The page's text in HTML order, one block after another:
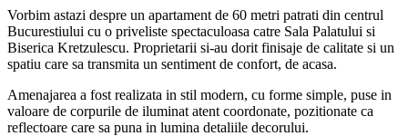
Vorbim astazi despre un apartament de 60 metri patrati din centrul
Bucurestiului cu o priveliste spectaculoasa catre Sala Palatului si
Biserica Kretzulescu. Proprietarii si-au dorit finisaje de calitate si un
spatiu care sa transmita un sentiment de confort, de acasa.
Amenajarea a fost realizata in stil modern, cu forme simple, puse in
valoare de corpurile de iluminat atent coordonate, pozitionate ca
reflectoare care sa puna in lumina detaliile decorului.